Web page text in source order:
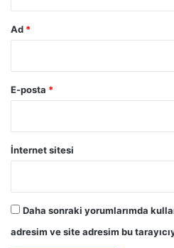
m
ü
z
o
n
a
d
i
Ad *
E-posta *
İnternet sitesi
Daha sonraki yorumlarımda
adresim ve site adresim bu